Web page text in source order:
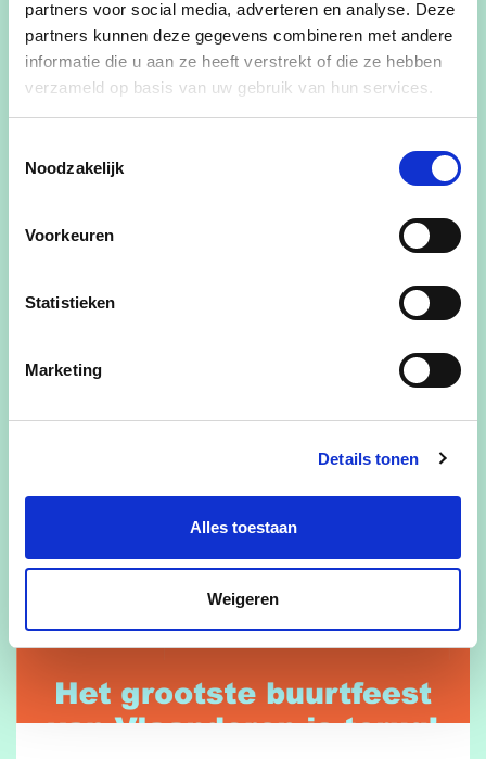
partners voor social media, adverteren en analyse. Deze
partners kunnen deze gegevens combineren met andere
informatie die u aan ze heeft verstrekt of die ze hebben
verzameld op basis van uw gebruik van hun services.
Noodzakelijk
Voorkeuren
Statistieken
Marketing
Details tonen
Alles toestaan
Weigeren
Meer handen in de
Op het CD&V gezinsfestival werd de start